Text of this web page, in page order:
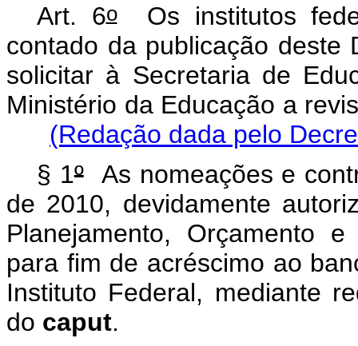
Art. 6oOs institutos
contado da publicação deste
solicitar à Secretaria de
Ministério da Educação a
(Redação dada pelo
§ 1ºAs nomeações e
de 2010, devidamente
Planejamento, Orçamento
para fim de acréscimo ao
Instituto Federal, mediante
do caput.